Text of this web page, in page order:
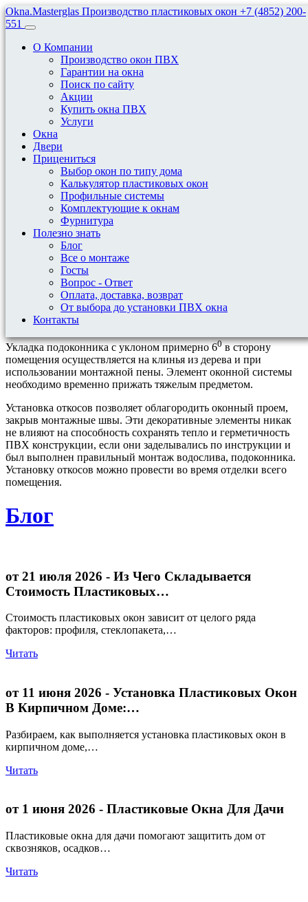
Okna.Masterglas Производство пластиковых окон +7 (4852) 200-
551
О Компании
Производство окон ПВХ
Гарантии на окна
Поиск по сайту
Акции
Купить окна ПВХ
Услуги
Окна
Двери
Прицениться
Выбор окон по типу дома
Калькулятор пластиковых окон
Профильные системы
Комплектующие к окнам
Фурнитура
Полезно знать
Блог
Все о монтаже
Госты
Вопрос - Ответ
Оплата, доставка, возврат
От выбора до установки ПВХ окна
Контакты
Установка Подоконника И Откосов
Своими Руками
Установка откосов и подоконника
Установка подоконника и
откосов своими руками
19 февраля, 2023
Подрезка подоконника выполняется в соответствии с
размерами внутренней части проема. Устанавливаемая деталь
должна упереться задней стороной в подкладочный профиль
и заходить с каждого бока минимум на 2 см под откос.
Укладка подоконника с уклоном примерно 60в сторону
помещения осуществляется на клинья из дерева и при
использовании монтажной пены. Элемент оконной системы
необходимо временно прижать тяжелым предметом.
Установка откосов позволяет облагородить оконный проем,
закрыв монтажные швы. Эти декоративные элементы никак
не влияют на способность сохранять тепло и герметичность
ПВХ конструкции, если они заделывались по инструкции и
был выполнен правильный монтаж водослива, подоконника.
Установку откосов можно провести во время отделки всего
помещения.
Блог
от 21 июля 2026 - Из Чего Складывается
Стоимость Пластиковых…
Стоимость пластиковых окон зависит от целого ряда
факторов: профиля, стеклопакета,…
Читать
от 11 июня 2026 - Установка Пластиковых Окон
В Кирпичном Доме:…
Разбираем, как выполняется установка пластиковых окон в
кирпичном доме,…
Читать
от 1 июня 2026 - Пластиковые Окна Для Дачи
Пластиковые окна для дачи помогают защитить дом от
сквозняков, осадков…
Читать